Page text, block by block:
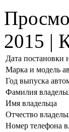
2015 |
Дата постановки
Марка и модель
Год выпуска
Фамилия
Имя владельца
Отчество
Номер телефона